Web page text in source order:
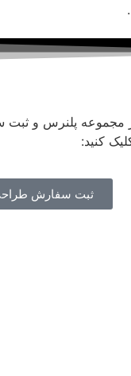
مجموعه پلنرس و
کنید:
ثبت سفارش